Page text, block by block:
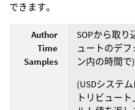
できます。
Author
Time
Samples
SOPから取り
ュートのデ
ン内の時間
(USDシステ
トリビュー